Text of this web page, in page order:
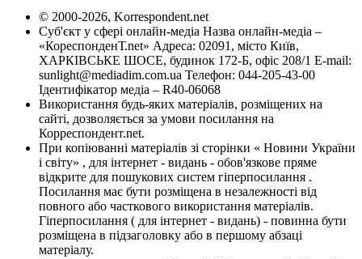
© 2000-2026, Korrespondent.net
Суб'єкт у сфері онлайн-медіа Назва онлайн-медіа –
«КореспонденТ.net» Адреса: 02091, місто Київ,
ХАРКІВСЬКЕ ШОСЕ, будинок 172-Б, офіс 208/1 E-mail:
sunlight@mediadim.com.ua Телефон: 044-205-43-00
Ідентифікатор медіа – R40-06068
Використання будь-яких матеріалів, розміщених на
сайті, дозволяється за умови посилання на
Корреспондент.net.
При копіюванні матеріалів зі сторінки « Новини України
і світу» , для інтернет - видань - обов'язкове пряме
відкрите для пошукових систем гіперпосилання .
Посилання має бути розміщена в незалежності від
повного або часткового використання матеріалів.
Гіперпосилання ( для інтернет - видань) - повинна бути
розміщена в підзаголовку або в першому абзаці
матеріалу.